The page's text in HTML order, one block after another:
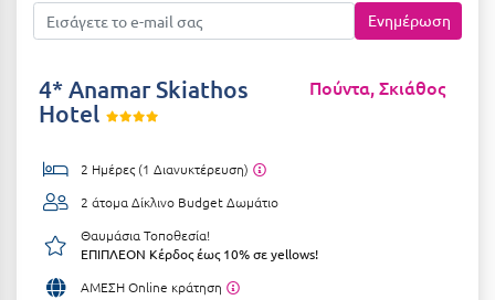
Άνδρος
Αράχωβα
Αργολίδα
Αριδαία
Αρκαδία
Αρκίτσα
ΤΎΠΟΣ ΚΑΤΑΛΎΜΑΤΟΣ
Ξενοδοχεία 1 Αστέρι
Ξενοδοχεία 2 Αστέρων
Ξενοδοχεία 3 Αστέρων
Ξενοδοχεία 4 Αστέρων
Ξενοδοχεία 5 Αστέρων
Βίλες
Ενημέρωση
4* Anamar Skiathos
Hotel
Πούντα, Σκιάθος
2 Ημέρες (1 Διανυκτέρευση)
2 άτομα Δίκλινο Budget Δωμάτιο
Θαυμάσια Τοποθεσία!
ΕΠΙΠΛΕΟΝ Κέρδος έως 10% σε yellows!
ΑΜΕΣΗ Online κράτηση